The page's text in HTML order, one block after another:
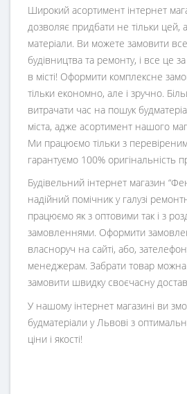
Широкий асортимент інтернет
дозволяє придбати не тільки цей, а
матеріали. Ви можете замовити
будівництва та ремонту, і все це
в місті! Оформити комплексне
тільки економно, але і зручно.
витрачати час на пошук
міста, адже асортимент нашого
Ми працюємо тільки з
гарантуємо 100% оригінальність
Будівельний інтернет магазин “
надійний помічник у галузі
працюємо як з оптовими так і з
замовленнями. Оформити
власноруч на сайті, або,
менеджерам. Забрати товар можна
замовити швидку своєчасну
У нашому інтернет магазині ви
будматеріали у Львові з
ціни і якості!